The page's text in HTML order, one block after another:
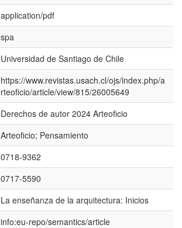
application/pdf
spa
Universidad de Santiago de Chile
https://www.revistas.usach.cl/ojs/index.php/a
rteoficio/article/view/815/26005649
Derechos de autor 2024 Arteoficio
Arteoficio; Pensamiento
0718-9362
0717-5590
La enseñanza de la arquitectura: Inicios
info:eu-repo/semantics/article